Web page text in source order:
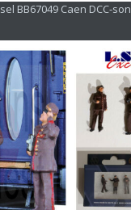
BB67049 Caen DCC-son